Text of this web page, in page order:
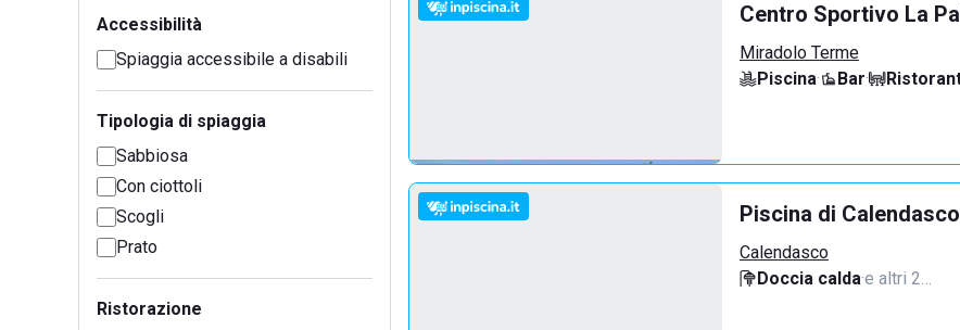
Accessibilità
Spiaggia accessibile a disabili
Tipologia di spiaggia
Sabbiosa
Con ciottoli
Scogli
Prato
Ristorazione
Centro Sportivo La
Miradolo Terme
Piscina· Bar·
Piscina di Calendasco
Calendasco
Doccia calda·e altri 2…